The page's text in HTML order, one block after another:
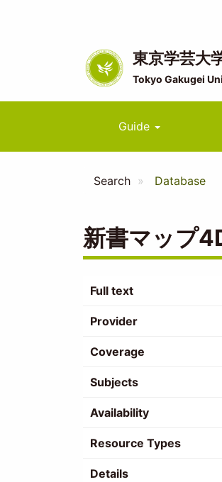
東京学芸大
Tokyo Gakugei
Main
navigation
Guide
Search Database
新書マップ
Full text
Provider
Coverage
Subjects
Availability
Resource Types
Details